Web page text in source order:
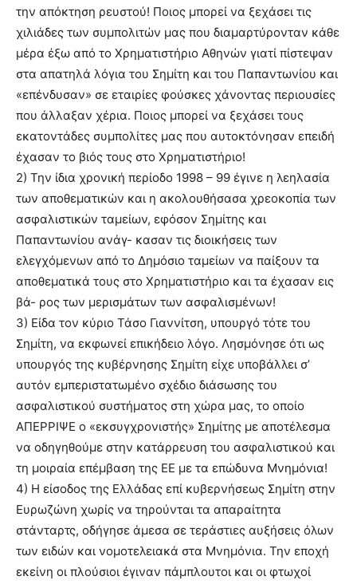
την απόκτηση ρευστού! Ποιος μπορεί να ξεχάσει τις
χιλιάδες των συμπολιτών μας που διαμαρτύρονταν κάθε
μέρα έξω από το Χρηματιστήριο Αθηνών γιατί πίστεψαν
στα απατηλά λόγια του Σημίτη και του Παπαντωνίου και
«επένδυσαν» σε εταιρίες φούσκες χάνοντας περιουσίες
που άλλαξαν χέρια. Ποιος μπορεί να ξεχάσει τους
εκατοντάδες συμπολίτες μας που αυτοκτόνησαν επειδή
έχασαν το βιός τους στο Χρηματιστήριο!
2) Την ίδια χρονική περίοδο 1998 – 99 έγινε η λεηλασία
των αποθεματικών και η ακολουθήσασα χρεοκοπία των
ασφαλιστικών ταμείων, εφόσον Σημίτης και
Παπαντωνίου ανάγ- κασαν τις διοικήσεις των
ελεγχόμενων από το Δημόσιο ταμείων να παίξουν τα
αποθεματικά τους στο Χρηματιστήριο και τα έχασαν εις
βά- ρος των μερισμάτων των ασφαλισμένων!
3) Είδα τον κύριο Τάσο Γιαννίτση, υπουργό τότε του
Σημίτη, να εκφωνεί επικήδειο λόγο. Λησμόνησε ότι ως
υπουργός της κυβέρνησης Σημίτη είχε υποβάλλει σ’
αυτόν εμπεριστατωμένο σχέδιο διάσωσης του
ασφαλιστικού συστήματος στη χώρα μας, το οποίο
ΑΠΕΡΡΙΨΕ ο «εκσυγχρονιστής» Σημίτης με αποτέλεσμα
να οδηγηθούμε στην κατάρρευση του ασφαλιστικού και
τη μοιραία επέμβαση της ΕΕ με τα επώδυνα Μνημόνια!
4) Η είσοδος της Ελλάδας επί κυβερνήσεως Σημίτη στην
Ευρωζώνη χωρίς να τηρούνται τα απαραίτητα
στάνταρτς, οδήγησε άμεσα σε τεράστιες αυξήσεις όλων
των ειδών και νομοτελειακά στα Μνημόνια. Την εποχή
εκείνη οι πλούσιοι έγιναν πάμπλουτοι και οι φτωχοί